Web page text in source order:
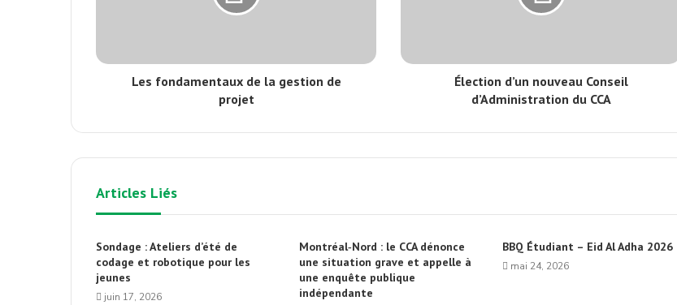
Les fondamentaux de la gestion de
projet
Élection d’un nouveau Conseil
d’Administration du CCA
Articles Liés
Sondage : Ateliers d’été de
codage et robotique pour les
jeunes
juin 17, 2026
Montréal‑Nord : le CCA dénonce
une situation grave et appelle à
une enquête publique
indépendante
BBQ Étudiant – Eid Al Adha 2026
mai 24, 2026